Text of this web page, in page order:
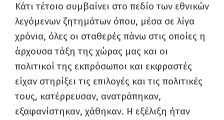
Κάτι τέτοιο συμβαίνει στο πεδίο των εθνικών
λεγόμενων ζητημάτων όπου, μέσα σε λίγα
χρόνια, όλες οι σταθερές πάνω στις οποίες η
άρχουσα τάξη της χώρας μας και οι
πολιτικοί της εκπρόσωποι και εκφραστές
είχαν στηρίξει τις επιλογές και τις πολιτικές
τους, κατέρρευσαν, ανατράπηκαν,
εξαφανίστηκαν, χάθηκαν. Η εξέλιξη ήταν